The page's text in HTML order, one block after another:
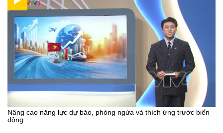
Nâng cao năng lực dự báo, phòng ngừa và thích ứng trước biến
động